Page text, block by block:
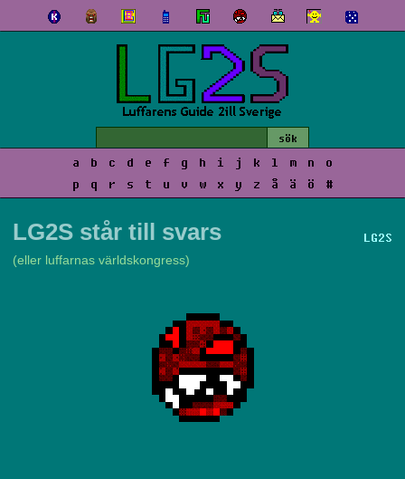
a b c d e f g h i j k l m n
o
p
q r s t u v w x y z å ä ö #
LG2S
LG2S står till svars
(eller luffarnas världskongress)